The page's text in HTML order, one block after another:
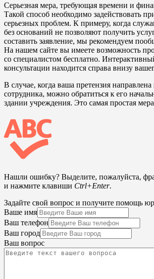
Серьезная мера, требующая времени и
Такой способ необходимо задействовать
серьезных проблем. К примеру, когда
без оснований не позволяют получить
составить заявление, мы рекомендуем
На нашем сайте вы имеете возможность
со специалистом бесплатно.
консультации находится справа внизу
В случае, когда ваша претензия направлена
сотрудника, можно обратиться к его
здании учреждения. Это самая простая
Нашли ошибку? Выделите, пожалуйста,
и нажмите клавиши Ctrl+Enter.
Задайте свой вопрос и получите помощь
Ваше имя
Ваш телефон
Ваш город
Ваш вопрос